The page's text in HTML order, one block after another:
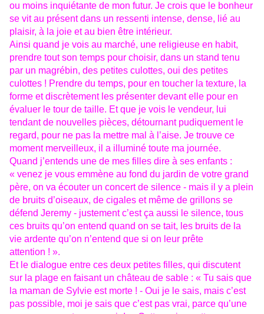
ou moins inquiétante de mon futur. Je crois que le bonheur
se vit au présent dans un ressenti intense, dense, lié au
plaisir, à la joie et au bien être intérieur.
Ainsi quand je vois au marché, une religieuse en habit,
prendre tout son temps pour choisir, dans un stand tenu
par un magrébin, des petites culottes, oui des petites
culottes ! Prendre du temps, pour en toucher la texture, la
forme et discrètement les présenter devant elle pour en
évaluer le tour de taille. Et que je vois le vendeur, lui
tendant de nouvelles pièces, détournant pudiquement le
regard, pour ne pas la mettre mal à l’aise. Je trouve ce
moment merveilleux, il a illuminé toute ma journée.
Quand j’entends une de mes filles dire à ses enfants :
« venez je vous emmène au fond du jardin de votre grand
père, on va écouter un concert de silence - mais il y a plein
de bruits d’oiseaux, de cigales et même de grillons se
défend Jeremy - justement c’est ça aussi le silence, tous
ces bruits qu’on entend quand on se tait, les bruits de la
vie ardente qu’on n’entend que si on leur prête
attention ! ».
Et le dialogue entre ces deux petites filles, qui discutent
sur la plage en faisant un château de sable : « Tu sais que
la maman de Sylvie est morte ! - Oui je le sais, mais c’est
pas possible, moi je sais que c’est pas vrai, parce qu’une